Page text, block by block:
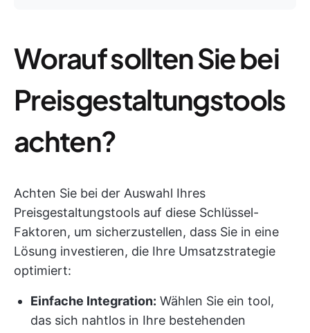
Worauf sollten Sie bei
Preisgestaltungstools
achten?
Achten Sie bei der Auswahl Ihres
Preisgestaltungstools auf diese Schlüssel-
Faktoren, um sicherzustellen, dass Sie in eine
Lösung investieren, die Ihre Umsatzstrategie
optimiert:
Einfache Integration: Wählen Sie ein tool,
das sich nahtlos in Ihre bestehenden